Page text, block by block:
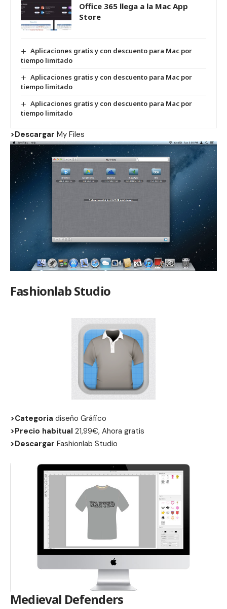
Office 365 llega a la Mac App
Store
Aplicaciones gratis y con descuento para Mac por
tiempo limitado
Aplicaciones gratis y con descuento para Mac por
tiempo limitado
Aplicaciones gratis y con descuento para Mac por
tiempo limitado
>Descargar My Files
Fashionlab Studio
>Categoria diseño Gráfico
>Precio habitual 21,99€, Ahora gratis
>Descargar Fashionlab Studio
Medieval Defenders